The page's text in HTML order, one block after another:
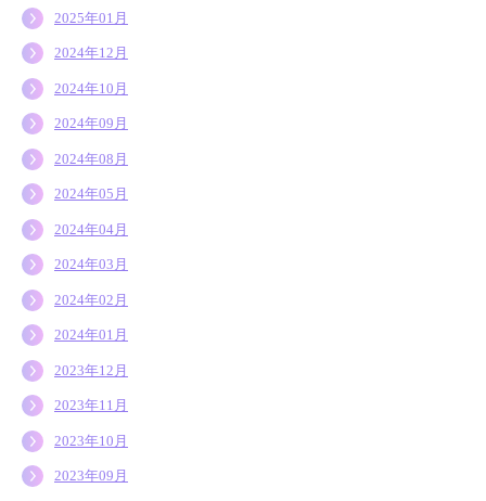
2025年01月
2024年12月
2024年10月
2024年09月
2024年08月
2024年05月
2024年04月
2024年03月
2024年02月
2024年01月
2023年12月
2023年11月
2023年10月
2023年09月